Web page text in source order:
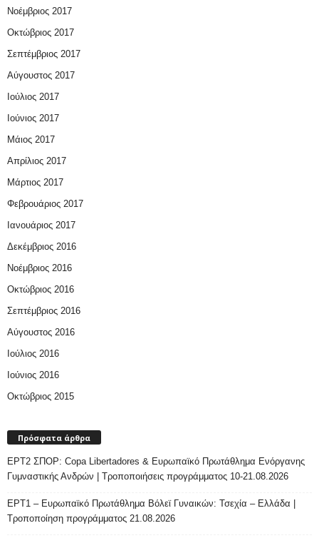
Νοέμβριος 2017
Οκτώβριος 2017
Σεπτέμβριος 2017
Αύγουστος 2017
Ιούλιος 2017
Ιούνιος 2017
Μάιος 2017
Απρίλιος 2017
Μάρτιος 2017
Φεβρουάριος 2017
Ιανουάριος 2017
Δεκέμβριος 2016
Νοέμβριος 2016
Οκτώβριος 2016
Σεπτέμβριος 2016
Αύγουστος 2016
Ιούλιος 2016
Ιούνιος 2016
Οκτώβριος 2015
Πρόσφατα άρθρα
ΕΡΤ2 ΣΠΟΡ: Copa Libertadores & Ευρωπαϊκό Πρωτάθλημα Ενόργανης
Γυμναστικής Ανδρών | Τροποποιήσεις προγράμματος 10-21.08.2026
ΕΡΤ1 – Ευρωπαϊκό Πρωτάθλημα Βόλεϊ Γυναικών: Τσεχία – Ελλάδα |
Τροποποίηση προγράμματος 21.08.2026